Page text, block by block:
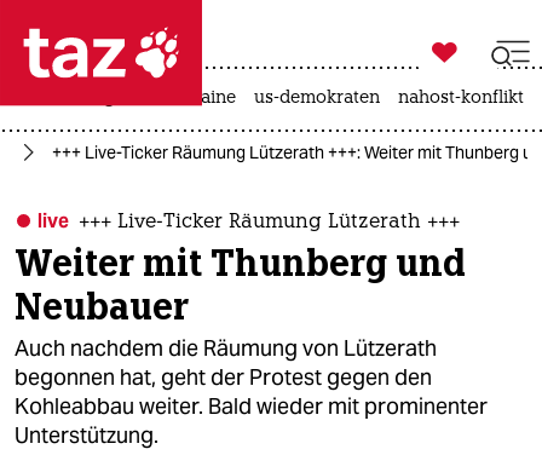
 taz zahl ich
taz zahl ich
themen
politik
öko
gesellschaft
kultur

taz zahl ich
krieg in der ukraine us-demokraten nahost-konflikt
+++ Live-Ticker Räumung Lützerath +++: Weiter mit Thunberg
live +++ Live-Ticker Räumung Lützerath +++
Weiter mit Thunberg und
Neubauer
Auch nachdem die Räumung von Lützerath
begonnen hat, geht der Protest gegen den
Kohleabbau weiter. Bald wieder mit prominenter
Unterstützung.